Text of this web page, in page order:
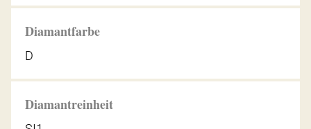
Diamantfarbe
D
Diamantreinheit